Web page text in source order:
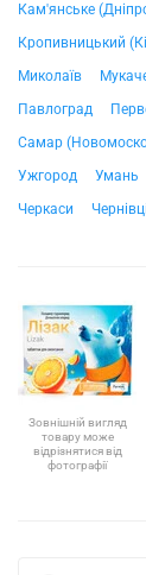
Кам'янське
Кропивницький
Миколаїв
Павлоград
Самар
Ужгород
Умань
Черкаси
Чернівці
Зовнішній вигляд
товару може
відрізнятися від
фотографії